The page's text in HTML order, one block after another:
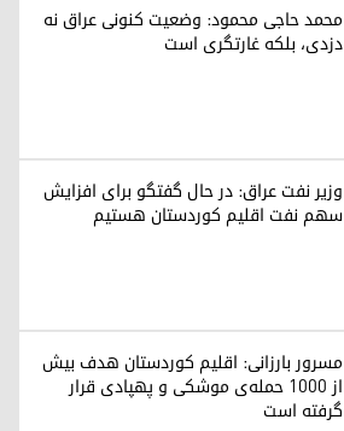
محمد حاجی محمود: وضعیت کنونی عراق نه
دزدی، بلکه غارتگری است
وزیر نفت عراق: در حال گفتگو برای افزایش
سهم نفت اقلیم کوردستان هستیم
مسرور بارزانی: اقلیم کوردستان هدف بیش
از ۱۰۰۰ حمله‌ی موشکی و پهپادی قرار
گرفته است